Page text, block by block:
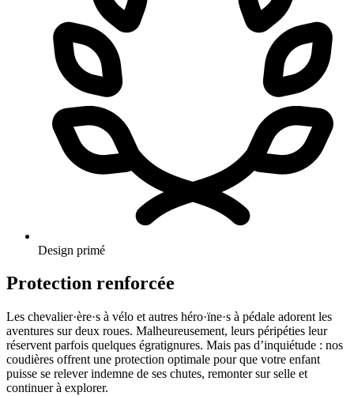
Design primé
Protection renforcée
Les chevalier·ère·s à vélo et autres héro·ïne·s à pédale adorent les
aventures sur deux roues. Malheureusement, leurs péripéties leur
réservent parfois quelques égratignures. Mais pas d’inquiétude : nos
coudières offrent une protection optimale pour que votre enfant
puisse se relever indemne de ses chutes, remonter sur selle et
continuer à explorer.